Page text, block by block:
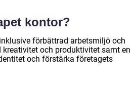
kontor?
förbättrad arbetsmiljö och
och produktivitet samt en
och förstärka företagets